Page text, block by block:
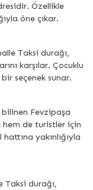
Özellikle
öne çıkar.
Taksi durağı,
karşılar. Çocuklu
seçenek sunar.
Fevzipaşa
hem de turistler için
yakınlığıyla
Taksi durağı,